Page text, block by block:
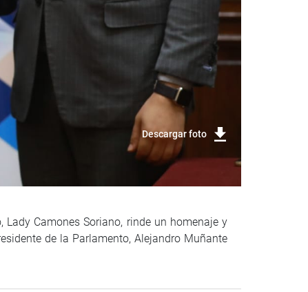
Descargar foto
Camones Soriano, rinde un homenaje y
de la Parlamento, Alejandro Muñante